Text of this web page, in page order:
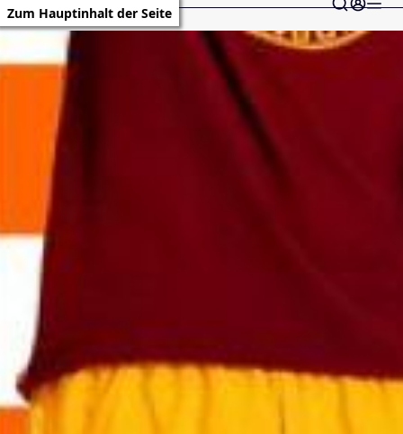
Zum Hauptinhalt der Seite